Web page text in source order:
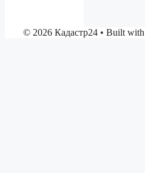
© 2026 Кадастр24 • Built with